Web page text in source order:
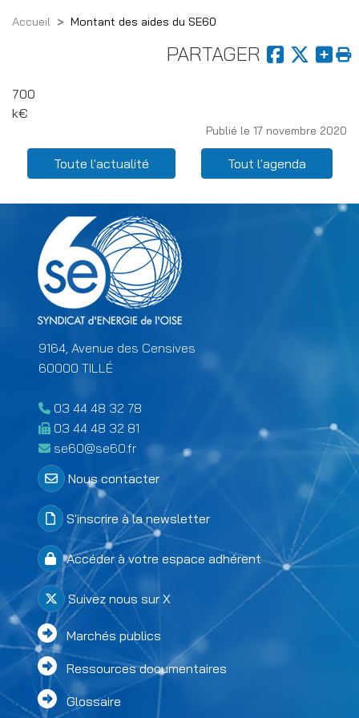
Accueil Montant des aides du SE60
PARTAGER
700
Unité
mesure
k€
Publié le 17 novembre 2020
Menu Related content
Toute l'actualité Tout l'agenda
9164, Avenue des Censives
60000 TILLÉ
03 44 48 32 78
03 44 48 32 81
se60@se60.fr
Menu Colonne 2 footer
Nous contacter
S'inscrire à la newsletter
Accéder à votre espace adhérent
Suivez nous sur X
Menu Colonne 3 footer
Marchés publics
Ressources documentaires
Glossaire